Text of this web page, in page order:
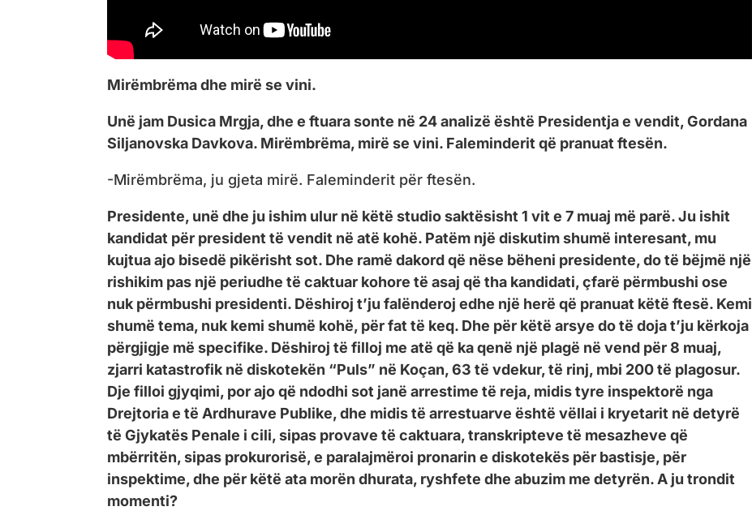
Mirëmbrëma dhe mirë se vini.
Unë jam Dusica Mrgja, dhe e ftuara sonte në 24 analizë është Presidentja e vendit, Gordana
Siljanovska Davkova. Mirëmbrëma, mirë se vini. Faleminderit që pranuat ftesën.
-Mirëmbrëma, ju gjeta mirë. Faleminderit për ftesën.
Presidente, unë dhe ju ishim ulur në këtë studio saktësisht 1 vit e 7 muaj më parë. Ju ishit
kandidat për president të vendit në atë kohë. Patëm një diskutim shumë interesant, mu
kujtua ajo bisedë pikërisht sot. Dhe ramë dakord që nëse bëheni presidente, do të bëjmë një
rishikim pas një periudhe të caktuar kohore të asaj që tha kandidati, çfarë përmbushi ose
nuk përmbushi presidenti. Dëshiroj t’ju falënderoj edhe një herë që pranuat këtë ftesë. Kemi
shumë tema, nuk kemi shumë kohë, për fat të keq. Dhe për këtë arsye do të doja t’ju kërkoja
përgjigje më specifike. Dëshiroj të filloj me atë që ka qenë një plagë në vend për 8 muaj,
zjarri katastrofik në diskotekën “Puls” në Koçan, 63 të vdekur, të rinj, mbi 200 të plagosur.
Dje filloi gjyqimi, por ajo që ndodhi sot janë arrestime të reja, midis tyre inspektorë nga
Drejtoria e të Ardhurave Publike, dhe midis të arrestuarve është vëllai i kryetarit në detyrë
të Gjykatës Penale i cili, sipas provave të caktuara, transkripteve të mesazheve që
mbërritën, sipas prokurorisë, e paralajmëroi pronarin e diskotekës për bastisje, për
inspektime, dhe për këtë ata morën dhurata, ryshfete dhe abuzim me detyrën. A ju trondit
momenti?